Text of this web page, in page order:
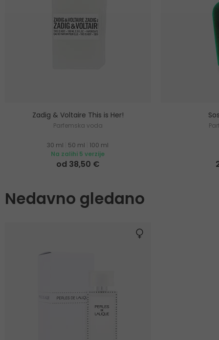
Zadig & Voltaire This is Her!
Parfemska voda
30 ml 50 ml
100 ml
Na zalihi 5 verzije
od 38,50 €
Nedavno gledano